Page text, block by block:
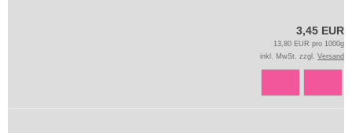
3,45 EUR
13,80 EUR pro 1000g
inkl. MwSt. zzgl. Versand